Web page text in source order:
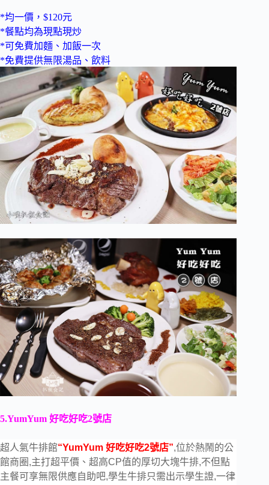
*均一價，$120元
*餐點均為現點現炒
*可免費加麵、加飯一次
*免費提供無限湯品、飲料
5.YumYum 好吃好吃2號店
超人氣牛排館“YumYum 好吃好吃2號店”,位於熱鬧的公
館商圈,主打超平價、超高CP值的厚切大塊牛排,不但點
主餐可享無限供應自助吧,學生牛排只需出示學生證,一律